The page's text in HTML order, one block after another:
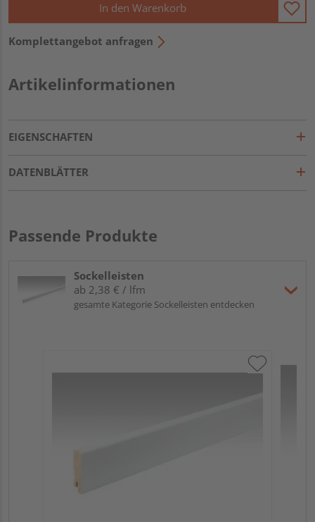
In den Warenkorb
Komplettangebot anfragen
Artikelinformationen
EIGENSCHAFTEN
DATENBLÄTTER
Passende Produkte
Sockelleisten
ab 2,38 € / lfm
gesamte Kategorie Sockelleisten entdecken